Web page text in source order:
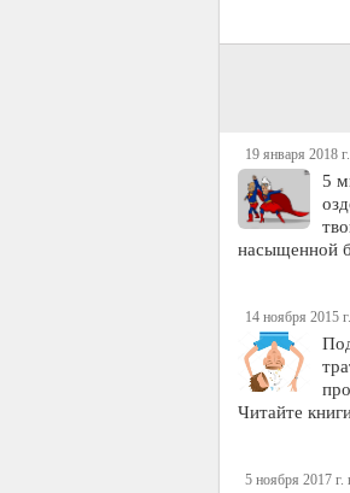
19 января 2018
5
насыщенной
14 ноября 2015
Читайте
5 ноября 2017 г.